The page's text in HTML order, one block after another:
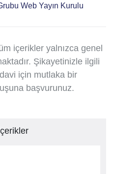
Web Yayın Kurulu
içerikler yalnızca genel
Şikayetinizle ilgili
için mutlaka bir
başvurunuz.